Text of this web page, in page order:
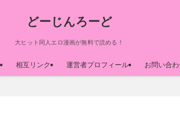
どーじんろーど
大ヒット同人エロ漫画が無料で読める！
相互リンク 運営者プロフィール お問い合